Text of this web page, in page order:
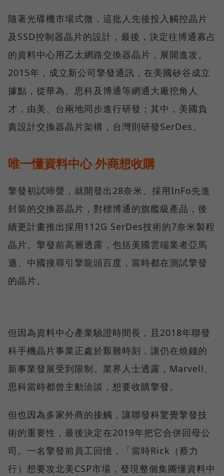
隨著光碟機市場式微，這批人先後投入觸控晶片
及SSD控制器晶片的設計，最後，決定往博通寡占
的資料中心用乙太網路交換器晶片，展開進攻。
2015年，成立新公司擎發通訊，在美國矽谷成立
據點，從華為、思科及博通等網通大廠挖角人
才，由美、台兩地同步進行研發；其中，美國負
責設計交換器晶片架構，台灣則研發SerDes。
唯一懂資料中心 外商想收購
擎發初試啼聲，就開發出28奈米、採用InFo先進
封裝的交換器晶片，對標博通的旗艦級產品，後
續更計畫推出採用112G SerDes技術的7奈米製程
晶片。擎發前高層透露，包括美國雲端業者亞馬
遜、中國搜尋引擎龍頭百度，當時都在測試擎發
的晶片。
但因為資料中心產業驗證時間長，且2018年聯發
科手機晶片事業正處於艱難時刻，讓仍在燒錢的
新事業發展受到限制。業界人士透露，Marvell、
思科當時都曾主動洽談，想要收購擎發。
但也因為多家外商的接觸，讓聯發科驚覺擎發技
術的重要性，最後決定在2019年把它合併回母公
司。一名擎發前員工回憶，「當時Rick（蔡力
行）想要攻北美CSP市場，發現整個集團懂資料中